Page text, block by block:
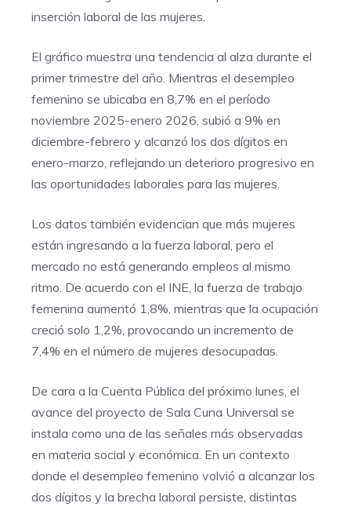
inserción laboral de las mujeres.
El gráfico muestra una tendencia al alza durante el
primer trimestre del año. Mientras el desempleo
femenino se ubicaba en 8,7% en el período
noviembre 2025-enero 2026, subió a 9% en
diciembre-febrero y alcanzó los dos dígitos en
enero-marzo, reflejando un deterioro progresivo en
las oportunidades laborales para las mujeres.
Los datos también evidencian que más mujeres
están ingresando a la fuerza laboral, pero el
mercado no está generando empleos al mismo
ritmo. De acuerdo con el INE, la fuerza de trabajo
femenina aumentó 1,8%, mientras que la ocupación
creció solo 1,2%, provocando un incremento de
7,4% en el número de mujeres desocupadas.
De cara a la Cuenta Pública del próximo lunes, el
avance del proyecto de Sala Cuna Universal se
instala como una de las señales más observadas
en materia social y económica. En un contexto
donde el desempleo femenino volvió a alcanzar los
dos dígitos y la brecha laboral persiste, distintas